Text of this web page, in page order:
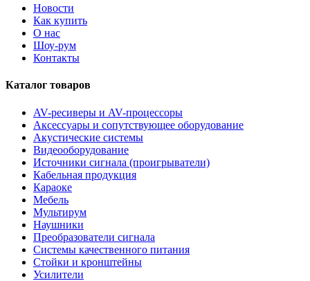
Новости
Как купить
О нас
Шоу-рум
Контакты
Каталог товаров
AV-ресиверы и AV-процессоры
Аксессуары и сопутствующее оборудование
Акустические системы
Видеооборудование
Источники сигнала (проигрыватели)
Кабельная продукция
Караоке
Мебель
Мультирум
Наушники
Преобразователи сигнала
Системы качественного питания
Стойки и кронштейны
Усилители